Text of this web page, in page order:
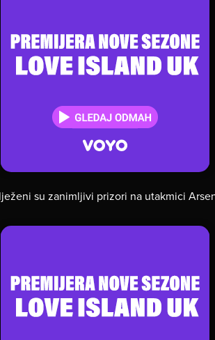
su zanimljivi prizori na utakmici